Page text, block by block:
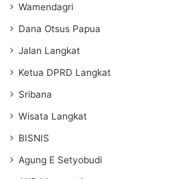
Wamendagri
Dana Otsus Papua
Jalan Langkat
Ketua DPRD Langkat
Sribana
Wisata Langkat
BISNIS
Agung E Setyobudi